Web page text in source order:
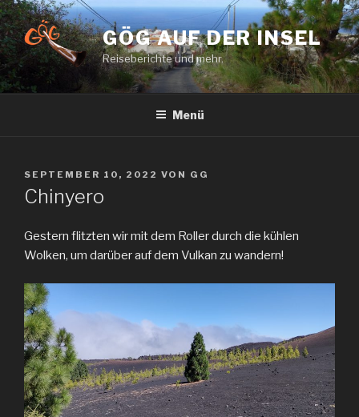
Zum
Inhalt
springen
GÖG AUF DER INSEL
Reiseberichte und mehr.
Menü
VERÖFFENTLICHT
AM
SEPTEMBER 10, 2022 VON GG
Chinyero
Gestern flitzten wir mit dem Roller durch die kühlen
Wolken, um darüber auf dem Vulkan zu wandern!